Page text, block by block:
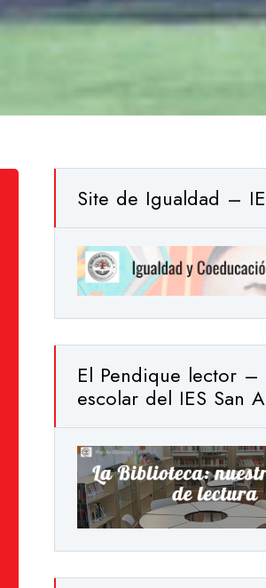
Site de Igualdad –
El Pendique lector –
escolar del IES San